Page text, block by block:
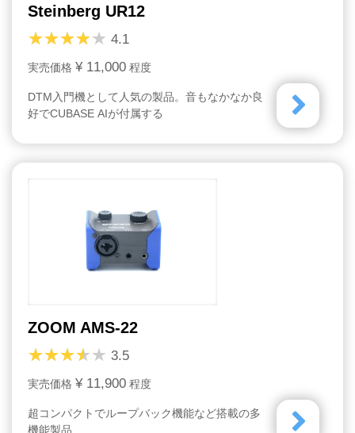
Steinberg UR12
4.1
実売価格 ¥ 11,000 程度
DTM入門機として人気の製品。音もなかなか良
好でCUBASE AIが付属する
ZOOM AMS-22
3.5
実売価格 ¥ 11,900 程度
超コンパクトでループバック機能など搭載の多
機能製品